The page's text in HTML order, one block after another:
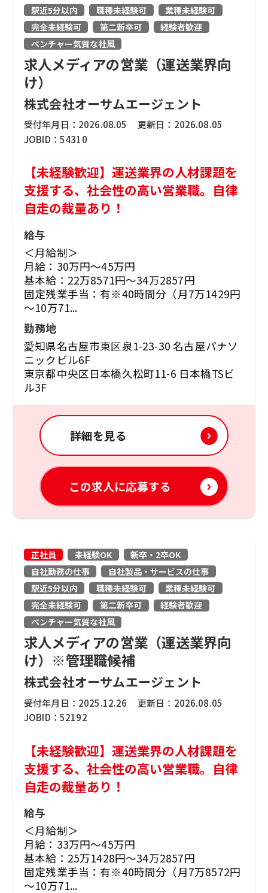
駅近5分以内
職種未経験可
業種未経験可
完全未経験可
第二新卒可
経験者歓迎
ベンチャー気質な社風
求人メディアの営業（運送業界向
け）
株式会社オーサムエージェント
受付年月日： 2026.08.05 更新日： 2026.08.05
JOBID： 54310
【未経験歓迎】運送業界の人材課題を
支援する、社会性の高い営業職。自律
自走の裁量あり！
給与
＜月給制＞
月給：30万円～45万円
基本給：22万8571円～34万2857円
固定残業手当：有※40時間分（月7万1429円
～10万71...
勤務地
愛知県名古屋市東区泉1-23-30 名古屋パナソ
ニックビル6F
東京都中央区日本橋久松町11-6 日本橋TSビ
ル3F
詳細を見る
この求人に応募する
正社員 未経験OK
新卒・2卒OK
自社勤務の仕事
自社製品・サービスの仕事
駅近5分以内
職種未経験可
業種未経験可
完全未経験可
第二新卒可
経験者歓迎
ベンチャー気質な社風
求人メディアの営業（運送業界向
け）※管理職候補
株式会社オーサムエージェント
受付年月日： 2025.12.26 更新日： 2026.08.05
JOBID： 52192
【未経験歓迎】運送業界の人材課題を
支援する、社会性の高い営業職。自律
自走の裁量あり！
給与
＜月給制＞
月給：33万円～45万円
基本給：25万1428円～34万2857円
固定残業手当：有※40時間分（月7万8572円
～10万71...